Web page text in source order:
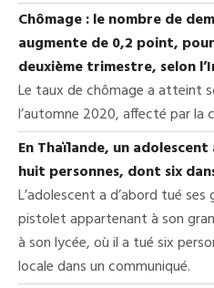
Chômage : le nombre de
augmente de 0,2 point,
deuxième trimestre, selon
Le taux de chômage a atteint
l’automne 2020, affecté par la
En Thaïlande, un
huit personnes, dont six
L’adolescent a d’abord tué ses
pistolet appartenant à son
à son lycée, où il a tué six
locale dans un communiqué.